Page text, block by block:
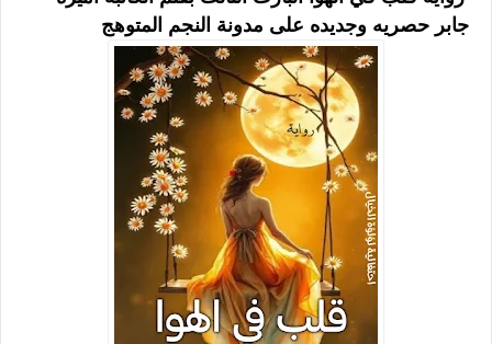
جابر حصريه وجديده على مدونة النجم المتوهج